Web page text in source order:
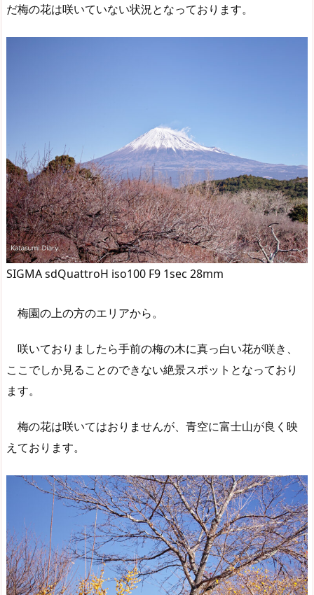
だ梅の花は咲いていない状況となっております。
SIGMA sdQuattroH iso100 F9 1sec 28mm
梅園の上の方のエリアから。
咲いておりましたら手前の梅の木に真っ白い花が咲き、
ここでしか見ることのできない絶景スポットとなっており
ます。
梅の花は咲いてはおりませんが、青空に富士山が良く映
えております。